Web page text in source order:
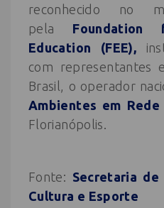
reconhecido no
pela Foundation
Education (FEE),
com representantes
Brasil, o operador
Ambientes em Rede
Florianópolis.
Fonte: Secretaria de
Cultura e Esporte